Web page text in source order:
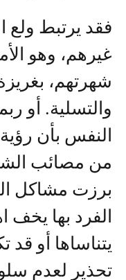
فقد يرتبط ولع
غيرهم، وهو
شهرتهم، بغريزة
والتسلية. أو
النفس بأن
من مصائب
برزت مشاكل
الفرد بها يخف
يتناساها أو
تحذير لعدم